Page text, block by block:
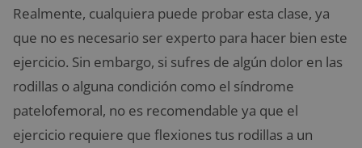
Realmente, cualquiera puede probar esta clase, ya
que no es necesario ser experto para hacer bien este
ejercicio. Sin embargo, si sufres de algún dolor en las
rodillas o alguna condición como el síndrome
patelofemoral, no es recomendable ya que el
ejercicio requiere que flexiones tus rodillas a un